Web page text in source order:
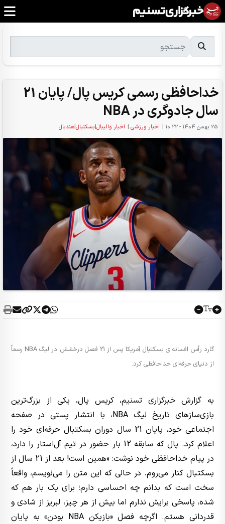
خداحافظی رسمی کریس پال/ پایان 21
سال جادوگری در NBA
25 بهمن 1404 - 10:22 | اخبار ورزشی | اخبار والیبال|بسکتبال|هندبال
گارد رأس افسانه‌ای بسکتبال آمریکا پس از 21 فصل درخشش در لیگ NBA رسماً
از دنیای حرفه‌ای خداحافظی کرد.
به گزارش خبرگزاری تسنیم، کریس پال، یکی از بزرگ‌ترین
بازی‌سازهای تاریخ لیگ NBA، با انتشار پستی در صفحه
اجتماعی خود، پایان 21 سال دوران بسکتبال حرفه‌ای خود را
اعلام کرد. پال که سابقه 12 بار حضور در تیم آل‌استار را دارد،
در پیام خداحافظی خود نوشت: «همین است! بعد از 21 سال از
بسکتبال کنار می‌روم. در حالی که این متن را می‌نویسم، واقعاً
سخت است که بدانم چه احساسی دارم؛ برای یک بار هم که
شده، پاسخی برایش ندارم اما بیش از هر چیز، لبریز از شادی و
قدردانی هستم. اگرچه فصل «بازیکن NBA بودن» به پایان